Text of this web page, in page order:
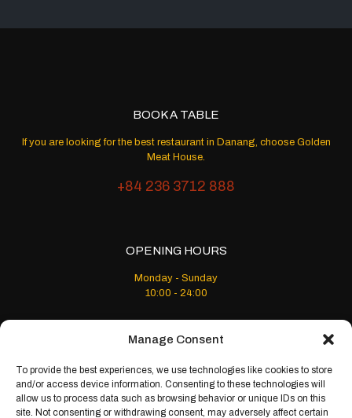
Manage Consent
To provide the best experiences, we use technologies like cookies to store
and/or access device information. Consenting to these technologies will
allow us to process data such as browsing behavior or unique IDs on this
site. Not consenting or withdrawing consent, may adversely affect certain
BOOK A TABLE
If you are looking for the best restaurant in Danang, choose Golden
Meat House.
+84 236 3712 888
OPENING HOURS
Monday - Sunday
10:00 - 24:00
© 2024 Golden Meat House. All Rights Reserved